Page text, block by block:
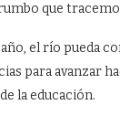
que
el río pueda
para avanzar
la educación.